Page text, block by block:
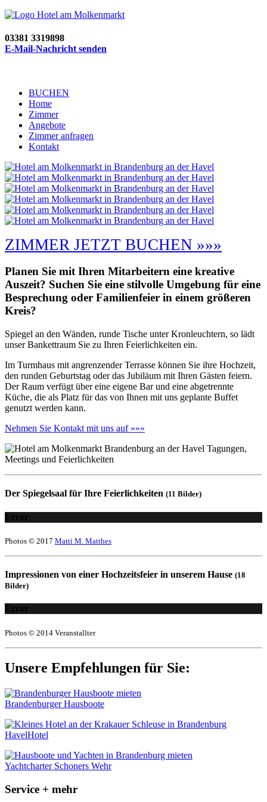
03381 3319898
E-Mail-Nachricht senden
BUCHEN
Home
Zimmer
Angebote
Zimmer anfragen
Kontakt
ZIMMER JETZT BUCHEN »»»
Planen Sie mit Ihren Mitarbeitern eine kreative
Auszeit? Suchen Sie eine stilvolle Umgebung für eine
Besprechung oder Familienfeier in einem größeren
Kreis?
Spiegel an den Wänden, runde Tische unter Kronleuchtern, so lädt
unser Bankettraum Sie zu Ihren Feierlichkeiten ein.
Im Turmhaus mit angrenzender Terrasse können Sie ihre Hochzeit,
den runden Geburtstag oder das Jubiläum mit Ihren Gästen feiern.
Der Raum verfügt über eine eigene Bar und eine abgetrennte
Küche, die als Platz für das von Ihnen mit uns geplante Buffet
genutzt werden kann.
Nehmen Sie Kontakt mit uns auf »»»
Der Spiegelsaal für Ihre Feierlichkeiten (11 Bilder)
Error
Photos © 2017 Matti M. Matthes
Impressionen von einer Hochzeitsfeier in unserem Hause (18
Bilder)
Error
Photos © 2014 Veranstallter
Unsere Empfehlungen für Sie:
Brandenburger Hausboote
HavelHotel
Yachtcharter Schoners Wehr
Service + mehr